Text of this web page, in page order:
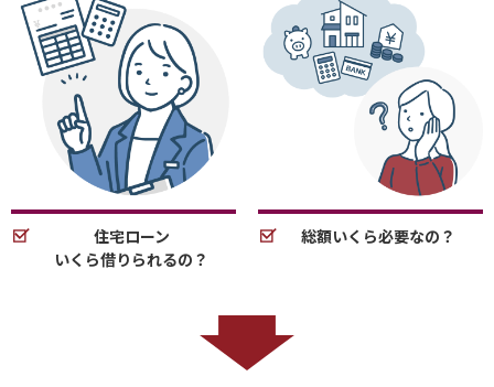
住宅ローン
いくら借りられるの？
総額いくら必要なの？